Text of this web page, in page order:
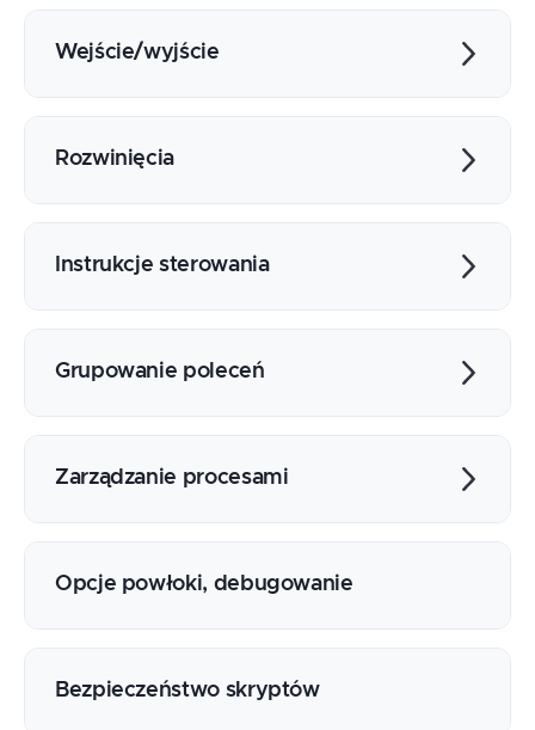
Podstawowe konstrukcje
Przegląd podstawowych poleceń
Sposoby wykonywania poleceń
Wejście/wyjście
Podstawowe operacja odczytu i zapisu
Rozwinięcia
Tablice
Rozwinięcia klamrowe
Instrukcje sterowania
Instrukcje warunkowe
Grupowanie poleceń
Podpowłoka
Zarządzanie procesami
Procesy w tle
Opcje powłoki, debugowanie
Bezpieczeństwo skryptów